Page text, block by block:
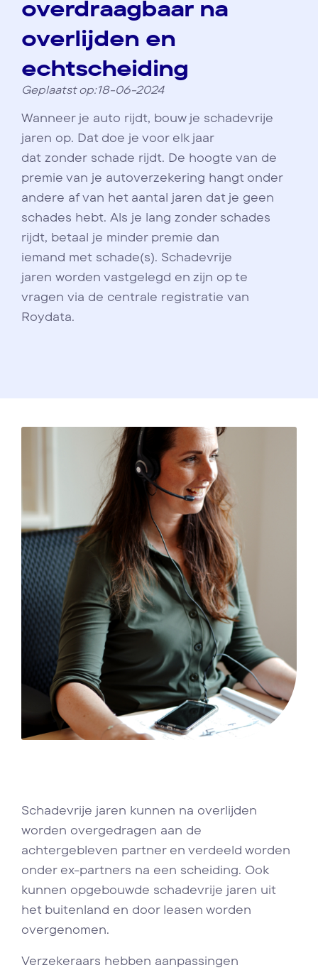
overdraagbaar na
overlijden en
echtscheiding
Geplaatst op:18-06-2024
Wanneer je auto rijdt, bouw je schadevrije
jaren op. Dat doe je voor elk jaar
dat zonder schade rijdt. De hoogte van de
premie van je autoverzekering hangt onder
andere af van het aantal jaren dat je geen
schades hebt. Als je lang zonder schades
rijdt, betaal je minder premie dan
iemand met schade(s). Schadevrije
jaren worden vastgelegd en zijn op te
vragen via de centrale registratie van
Roydata.
Schadevrije jaren kunnen na overlijden
worden overgedragen aan de
achtergebleven partner en verdeeld worden
onder ex-partners na een scheiding. Ook
kunnen opgebouwde schadevrije jaren uit
het buitenland en door leasen worden
overgenomen.
Verzekeraars hebben aanpassingen